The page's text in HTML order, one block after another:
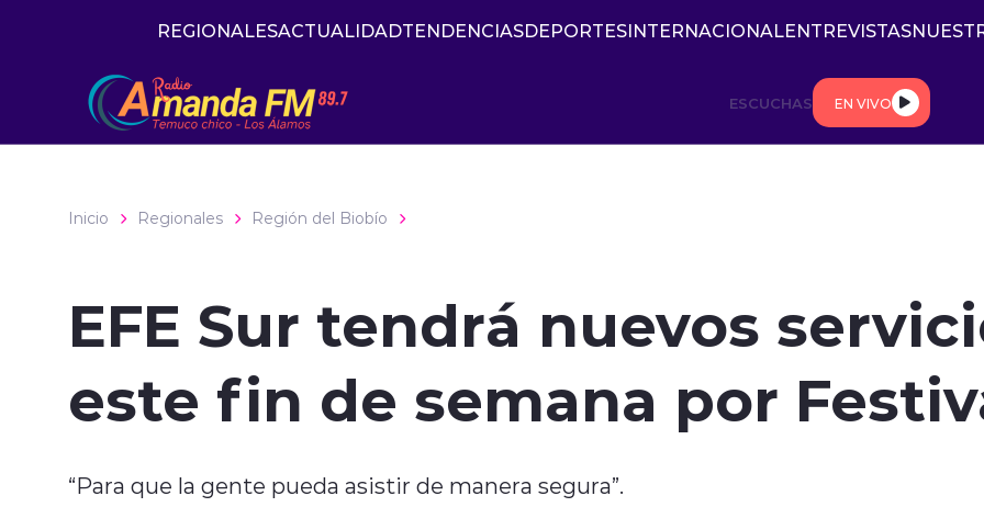
REGIONALESACTUALIDADTENDENCIASDEPORTESINTERNACIONALENTREVISTAS
ESCUCHAS EN VIVO
Inicio Regionales Región del Biobío
EFE Sur tendrá nuevos
este fin de semana por
“Para que la gente pueda asistir de manera segura”.